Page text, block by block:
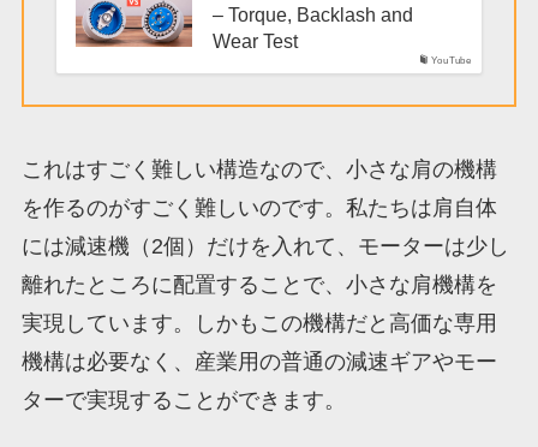
YouTube
– Torque, Backlash and
Wear Test
これはすごく難しい構造なので、小さな肩の機構
を作るのがすごく難しいのです。私たちは肩自体
には減速機（2個）だけを入れて、モーターは少し
離れたところに配置することで、小さな肩機構を
実現しています。しかもこの機構だと高価な専用
機構は必要なく、産業用の普通の減速ギアやモー
ターで実現することができます。